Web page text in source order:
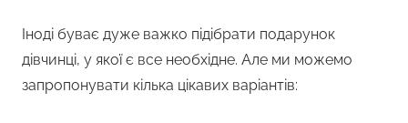
Іноді буває дуже важко підібрати подарунок
дівчинці, у якої є все необхідне. Але ми можемо
запропонувати кілька цікавих варіантів: